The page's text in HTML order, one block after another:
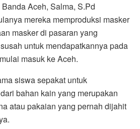
Aceh, Salma, S.Pd
mereka memproduksi masker
masker di pasaran yang
untuk mendapatkannya pada
masuk ke Aceh.
siswa sepakat untuk
bahan kain yang merupakan
atau pakaian yang pernah dijahit